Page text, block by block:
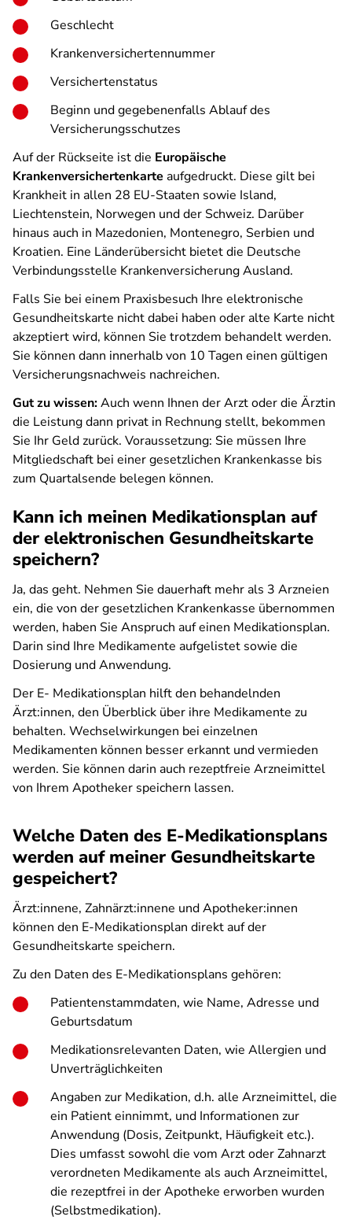
Geschlecht
Krankenversichertennummer
Versichertenstatus
Beginn und gegebenenfalls Ablauf des
Versicherungsschutzes
Auf der Rückseite ist die Europäische
Krankenversichertenkarte aufgedruckt. Diese gilt bei
Krankheit in allen 28 EU-Staaten sowie Island,
Liechtenstein, Norwegen und der Schweiz. Darüber
hinaus auch in Mazedonien, Montenegro, Serbien und
Kroatien. Eine Länderübersicht bietet die Deutsche
Verbindungsstelle Krankenversicherung Ausland.
Falls Sie bei einem Praxisbesuch Ihre elektronische
Gesundheitskarte nicht dabei haben oder alte Karte nicht
akzeptiert wird, können Sie trotzdem behandelt werden.
Sie können dann innerhalb von 10 Tagen einen gültigen
Versicherungsnachweis nachreichen.
Gut zu wissen:Auch wenn Ihnen der Arzt oder die Ärztin
die Leistung dann privat in Rechnung stellt, bekommen
Sie Ihr Geld zurück. Voraussetzung: Sie müssen Ihre
Mitgliedschaft bei einer gesetzlichen Krankenkasse bis
zum Quartalsende belegen können.
Kann ich meinen Medikationsplan auf
der elektronischen Gesundheitskarte
speichern?
Ja, das geht. Nehmen Sie dauerhaft mehr als 3 Arzneien
ein, die von der gesetzlichen Krankenkasse übernommen
werden, haben Sie Anspruch auf einen Medikationsplan.
Darin sind Ihre Medikamente aufgelistet sowie die
Dosierung und Anwendung.
Der E- Medikationsplan hilft den behandelnden
Ärzt:innen, den Überblick über ihre Medikamente zu
behalten. Wechselwirkungen bei einzelnen
Medikamenten können besser erkannt und vermieden
werden. Sie können darin auch rezeptfreie Arzneimittel
von Ihrem Apotheker speichern lassen.
Welche Daten des E-Medikationsplans
werden auf meiner Gesundheitskarte
gespeichert?
Ärzt:innene, Zahnärzt:innene und Apotheker:innen
können den E-Medikationsplan direkt auf der
Gesundheitskarte speichern.
Zu den Daten des E-Medikationsplans gehören:
Patientenstammdaten, wie Name, Adresse und
Geburtsdatum
Medikationsrelevanten Daten, wie Allergien und
Unverträglichkeiten
Angaben zur Medikation, d.h. alle Arzneimittel, die
ein Patient einnimmt, und Informationen zur
Anwendung (Dosis, Zeitpunkt, Häufigkeit etc.).
Dies umfasst sowohl die vom Arzt oder Zahnarzt
verordneten Medikamente als auch Arzneimittel,
die rezeptfrei in der Apotheke erworben wurden
(Selbstmedikation).